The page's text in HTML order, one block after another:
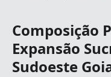
Composição
Expansão
Sudoeste